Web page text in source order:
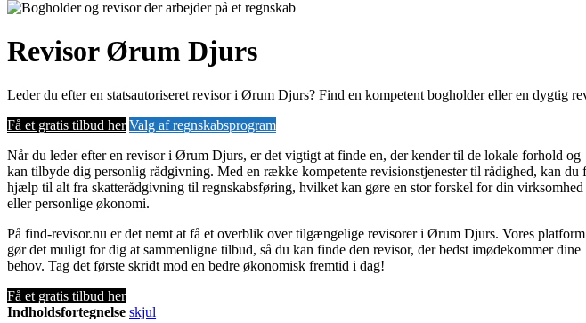
Revisor Ørum Djurs
Leder du efter en statsautoriseret revisor i Ørum Djurs? Find en kompetent bogholder eller en dygtig
Få et gratis tilbud her Valg af regnskabsprogram
Når du leder efter en revisor i Ørum Djurs, er det vigtigt at finde en, der kender til de lokale forhold og
kan tilbyde dig personlig rådgivning. Med en række kompetente revisionstjenester til rådighed, kan du
hjælp til alt fra skatterådgivning til regnskabsføring, hvilket kan gøre en stor forskel for din virksomhed
eller personlige økonomi.
På find-revisor.nu er det nemt at få et overblik over tilgængelige revisorer i Ørum Djurs. Vores platform
gør det muligt for dig at sammenligne tilbud, så du kan finde den revisor, der bedst imødekommer dine
behov. Tag det første skridt mod en bedre økonomisk fremtid i dag!
Få et gratis tilbud her
Indholdsfortegnelse skjul